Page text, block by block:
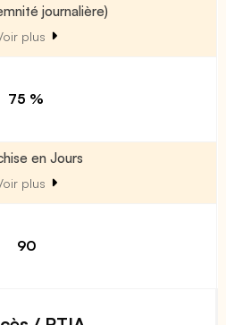
journalière)
plus
75 %
en Jours
plus
90